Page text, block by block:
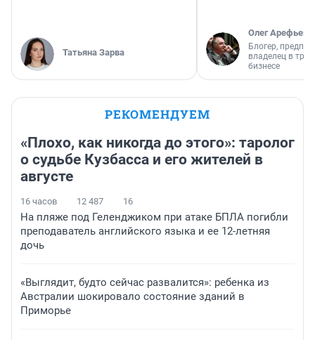
Татьяна Зарва
Олег Арефьев
Блогер,
владелец в
бизнесе
РЕКОМЕНДУЕМ
«Плохо, как никогда до этого»: таролог
о судьбе Кузбасса и его жителей в
августе
16 часов 12 487 16
На пляже под Геленджиком при атаке БПЛА погибли
преподаватель английского языка и ее 12-летняя
дочь
«Выглядит, будто сейчас развалится»: ребенка из
Австралии шокировало состояние зданий в
Приморье